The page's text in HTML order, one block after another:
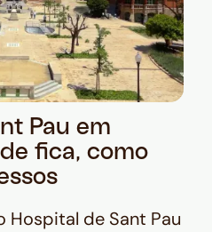
Pau em
fica, como
Hospital de Sant Pau